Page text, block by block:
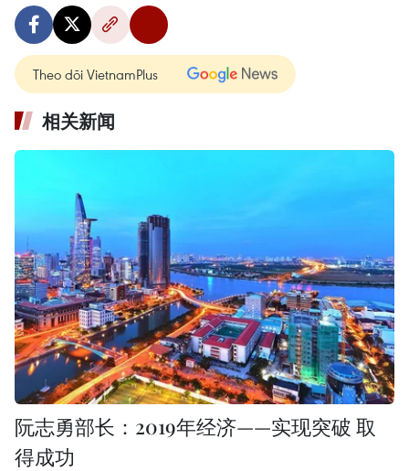
Theo dõi VietnamPlus
相关新闻
阮志勇部长：2019年经济——实现突破 取
得成功